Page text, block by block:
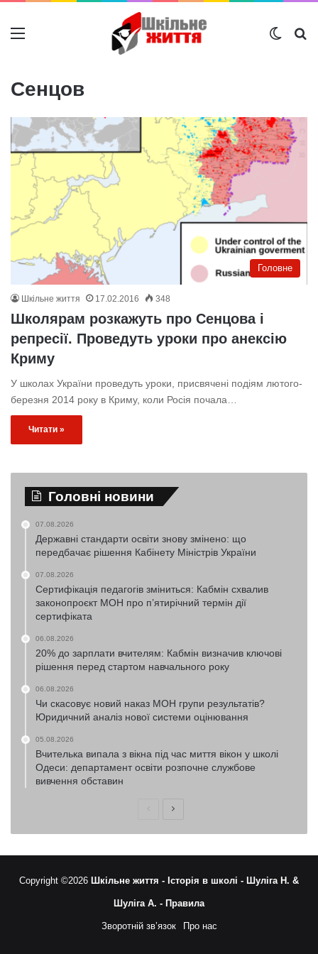
Меню
Сенцов
Головне
Шкільне життя 17.02.2016 348
Школярам розкажуть про Сенцова і
репресії. Проведуть уроки про анексію
Криму
У школах України проведуть уроки, присвячені подіям лютого-
березня 2014 року в Криму, коли Росія почала…
Читати »
Головні новини
07.08.2026
Державні стандарти освіти знову змінено: що
передбачає рішення Кабінету Міністрів України
07.08.2026
Сертифікація педагогів зміниться: Кабмін схвалив
законопроєкт МОН про п’ятирічний термін дії
сертифіката
06.08.2026
20% до зарплати вчителям: Кабмін визначив ключові
рішення перед стартом навчального року
06.08.2026
Чи скасовує новий наказ МОН групи результатів?
Юридичний аналіз нової системи оцінювання
05.08.2026
Вчителька випала з вікна під час миття вікон у школі
Одеси: департамент освіти розпочне службове
вивчення обставин
ПопередняНаступна
Copyright ©2026 Шкільне життя - Історія в школі - Шуліга Н. &
Шуліга А. - Правила
Зворотній зв’язок Про нас